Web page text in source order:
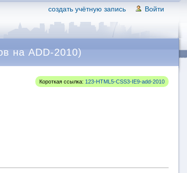
создать учётную запись Войти
на ADD-2010)
Короткая ссылка: 123-HTML5-CSS3-IE9-add-2010